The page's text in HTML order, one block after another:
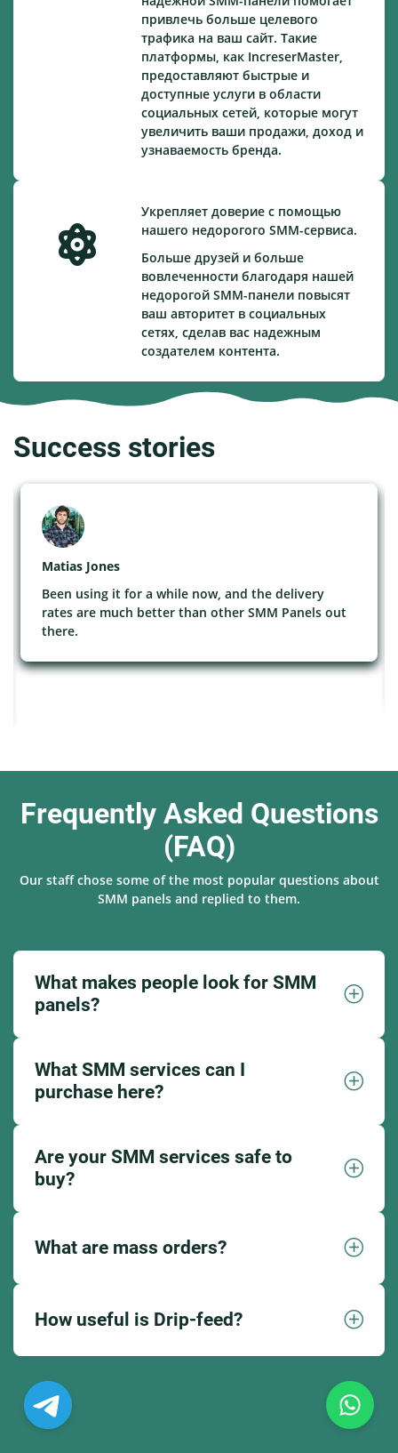
привлечь больше целевого
трафика на ваш сайт. Такие
платформы, как IncreserMaster,
предоставляют быстрые и
доступные услуги в области
социальных сетей, которые могут
увеличить ваши продажи, доход и
узнаваемость бренда.
Укрепляет доверие с помощью
нашего недорогого SMM-сервиса.
Больше друзей и больше
вовлеченности благодаря нашей
недорогой SMM-панели повысят
ваш авторитет в социальных
сетях, сделав вас надежным
создателем контента.
Success stories
Matias Jones
Been using it for a while now, and the delivery
rates are much better than other SMM Panels out
there.
Frequently Asked Questions
(FAQ)
Our staff chose some of the most popular questions about
SMM panels and replied to them.
What makes people look for SMM
panels?
What SMM services can I
purchase here?
Are your SMM services safe to
buy?
What are mass orders?
How useful is Drip-feed?